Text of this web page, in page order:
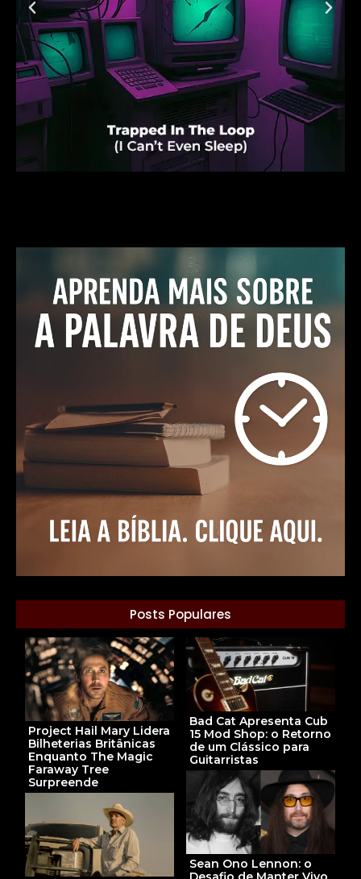
Posts Populares
Project Hail Mary Lidera
Bilheterias Britânicas
Enquanto The Magic
Faraway Tree
Surpreende
Bad Cat Apresenta Cub
15 Mod Shop: o Retorno
de um Clássico para
Guitarristas
Sean Ono Lennon: o